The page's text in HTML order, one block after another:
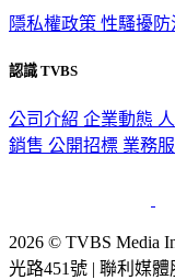
隱私權政策 性騷擾防
認識 TVBS
公司介紹 企業動態
銷售 公開招標 業務
2026 © TVBS Media
光路451號 | 聯利媒體